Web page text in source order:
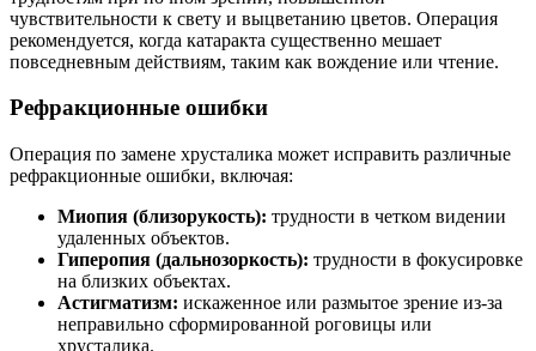
чувствительности к свету и выцветанию цветов. Операция
рекомендуется, когда катаракта существенно мешает
повседневным действиям, таким как вождение или чтение.
Рефракционные ошибки
Операция по замене хрусталика может исправить различные
рефракционные ошибки, включая:
Миопия (близорукость): трудности в четком видении
удаленных объектов.
Гиперопия (дальнозоркость): трудности в фокусировке
на близких объектах.
Астигматизм: искаженное или размытое зрение из-за
неправильно сформированной роговицы или
хрусталика.